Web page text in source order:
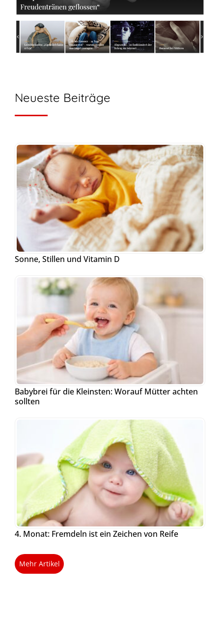
Neueste Beiträge
Sonne, Stillen und Vitamin D
Babybrei für die Kleinsten: Worauf Mütter achten
sollten
4. Monat: Fremdeln ist ein Zeichen von Reife
Mehr Artikel